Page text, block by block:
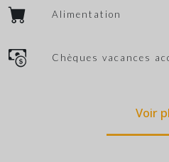
Alimentation
Chèques vacances
Voir